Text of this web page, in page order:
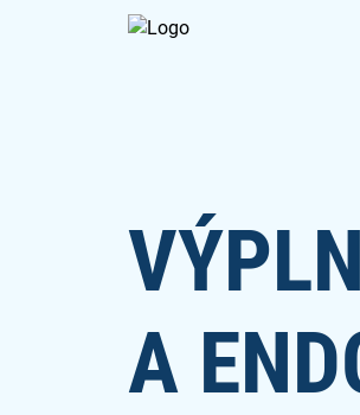
A